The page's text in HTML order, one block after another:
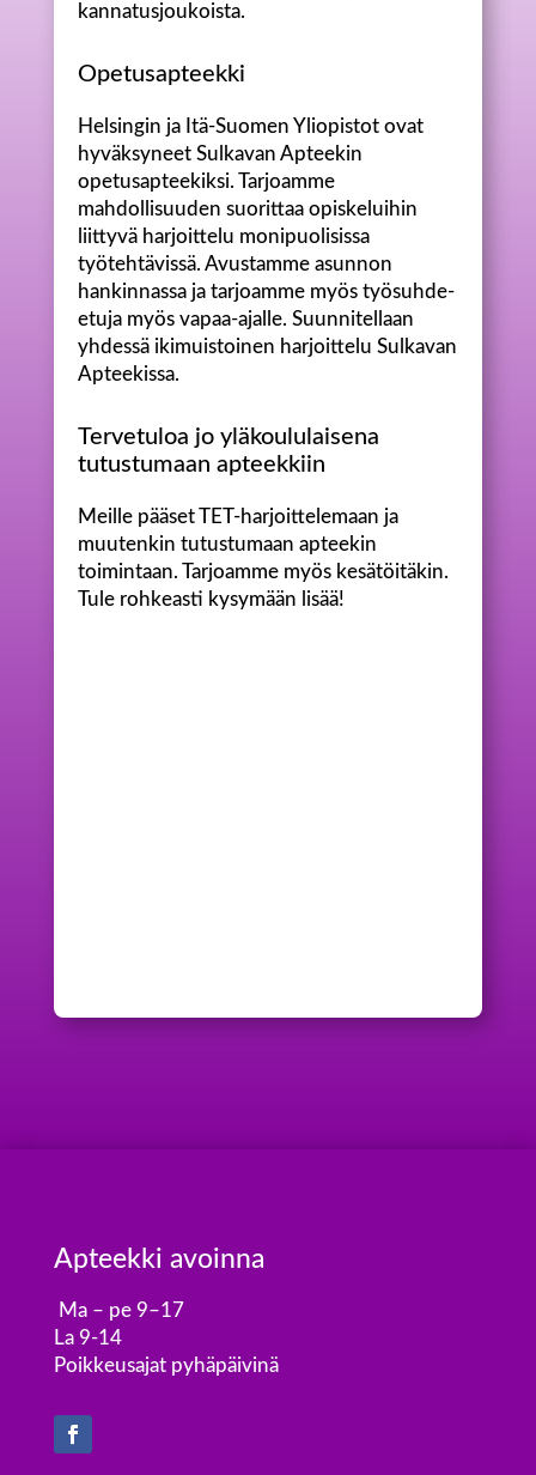
kannatusjoukoista.
Opetusapteekki
Helsingin ja Itä-Suomen Yliopistot ovat
hyväksyneet Sulkavan Apteekin
opetusapteekiksi. Tarjoamme
mahdollisuuden suorittaa opiskeluihin
liittyvä harjoittelu monipuolisissa
työtehtävissä. Avustamme asunnon
hankinnassa ja tarjoamme myös työsuhde-
etuja myös vapaa-ajalle. Suunnitellaan
yhdessä ikimuistoinen harjoittelu Sulkavan
Apteekissa.
Tervetuloa jo yläkoululaisena
tutustumaan apteekkiin
Meille pääset TET-harjoittelemaan ja
muutenkin tutustumaan apteekin
toimintaan. Tarjoamme myös kesätöitäkin.
Tule rohkeasti kysymään lisää!
Apteekki avoinna
Ma – pe 9–17
La 9-14
Poikkeusajat pyhäpäivinä